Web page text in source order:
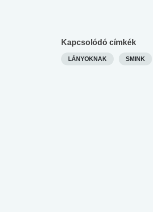
Kapcsolódó címkék
LÁNYOKNAK SMINK